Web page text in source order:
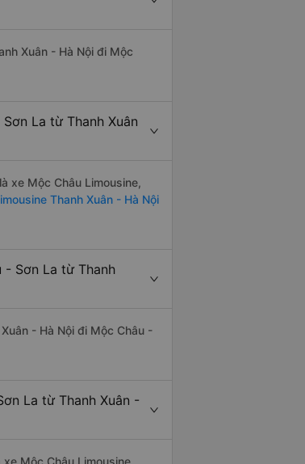
Xuân - Hà Nội đi Mộc
La từ Thanh Xuân
xe Mộc Châu Limousine,
Thanh Xuân - Hà Nội
Sơn La từ Thanh
- Hà Nội đi Mộc Châu -
La từ Thanh Xuân -